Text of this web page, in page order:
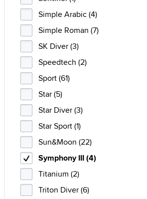
Simple Arabic (4)
Simple Roman (7)
SK Diver (3)
Speedtech (2)
Sport (61)
Star (5)
Star Diver (3)
Star Sport (1)
Sun&Moon (22)
Symphony III (4)
Titanium (2)
Triton Diver (6)